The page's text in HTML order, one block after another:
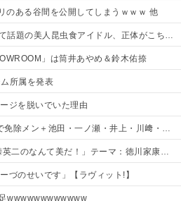
のある谷間を公開してしまうｗｗｗ 他
美人昆虫食アイドル、正体がこちらwwwwww 他
」は筒井あやめ＆鈴木佑捺
所属を発表
ジを脱いでいた理由
池田・一ノ瀬・井上・川﨑・菅原・中西が全完売
だ！」テーマ：徳川家康【2025.8.5 24:00〜 TOKYO MX】
づのせいです」【ラヴィット!】
wwwwwwwwwwww